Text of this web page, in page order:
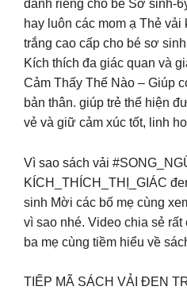
dành riêng cho bé Sơ sinh-
hay luôn các mom ạ Thẻ vải
trắng cao cấp cho bé sơ
Kích thích đa giác quan và
Cảm Thấy Thế Nào – Giúp
bản thân. giúp trẻ thể hiện
vẻ và giữ cảm xúc tốt, linh
Vì sao sách vải
KÍCH_THÍCH_THỊ_GIÁC
sinh Mời các bố mẹ cùng
vì sao nhé. Video chia sẻ
ba mẹ cùng tiềm hiểu về
TIẾP MÃ SÁCH VẢI ĐEN